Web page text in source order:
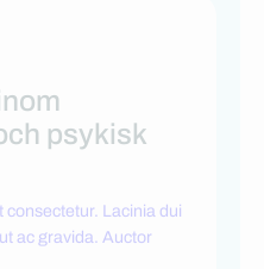
psykisk
consectetur. Lacinia dui
ac gravida. Auctor